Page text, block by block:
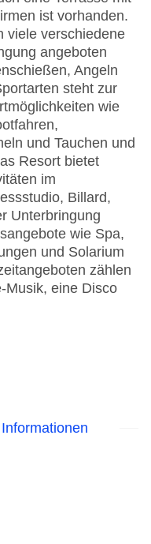
ist vorhanden.
viele verschiedene
angeboten
Angeln
steht zur
wie
und Tauchen und
Resort bietet
im
Billard,
Unterbringung
wie Spa,
und Solarium
zählen
Musik, eine Disco